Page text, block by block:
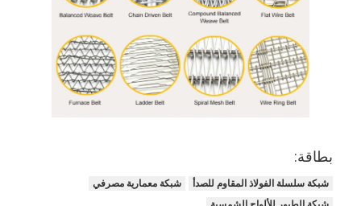
بطاقة:
شبكة سلسلة الفولاذ المقاوم للصدأ
شبكة معمارية مصرفي